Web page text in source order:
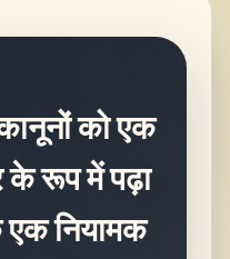
को एक
के रूप में पढ़ा
एक नियामक